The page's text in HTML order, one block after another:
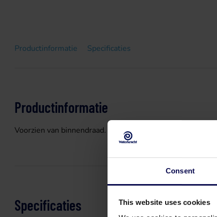
Consent
This website uses cookies
Productinformatie Specificaties
Productinformatie
Voorzien van binnendraad.
Specificaties